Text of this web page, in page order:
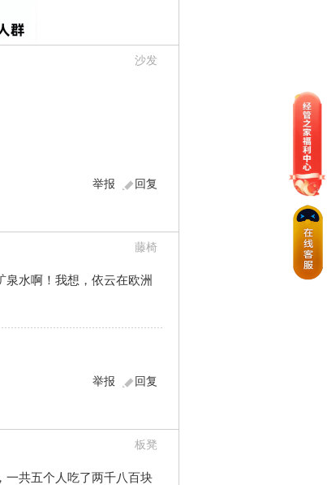
沙发
回复
举报
藤椅
水啊！我想，依云在欧洲
回复
举报
板凳
一共五个人吃了两千八百块